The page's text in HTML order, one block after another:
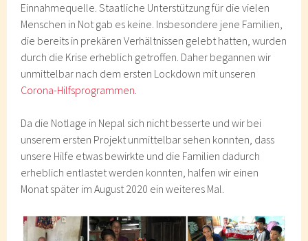
Einnahmequelle. Staatliche Unterstützung für die vielen
Menschen in Not gab es keine. Insbesondere jene Familien,
die bereits in prekären Verhältnissen gelebt hatten, wurden
durch die Krise erheblich getroffen. Daher begannen wir
unmittelbar nach dem ersten Lockdown mit unseren
Corona-Hilfsprogrammen.
Da die Notlage in Nepal sich nicht besserte und wir bei
unserem ersten Projekt unmittelbar sehen konnten, dass
unsere Hilfe etwas bewirkte und die Familien dadurch
erheblich entlastet werden konnten, halfen wir einen
Monat später im August 2020 ein weiteres Mal.